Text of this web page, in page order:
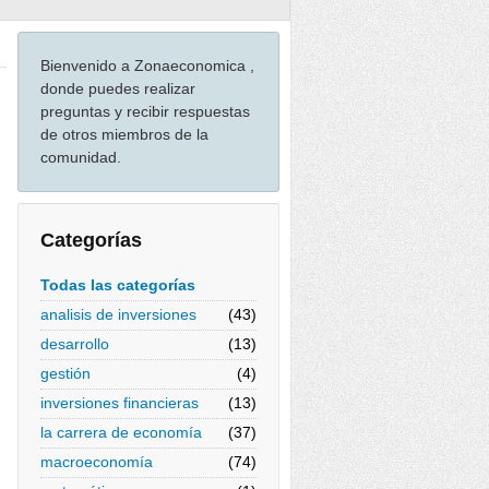
Bienvenido a Zonaeconomica ,
donde puedes realizar
preguntas y recibir respuestas
de otros miembros de la
comunidad.
Categorías
Todas las categorías
analisis de inversiones
(43)
desarrollo
(13)
gestión
(4)
inversiones financieras
(13)
la carrera de economía
(37)
macroeconomía
(74)